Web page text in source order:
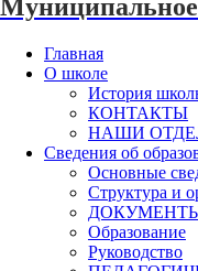
Муниципальное
Главная
О школе
История
КОНТАКТЫ
НАШИ
Сведения об
Основные
Структура и
Образование
Руководство